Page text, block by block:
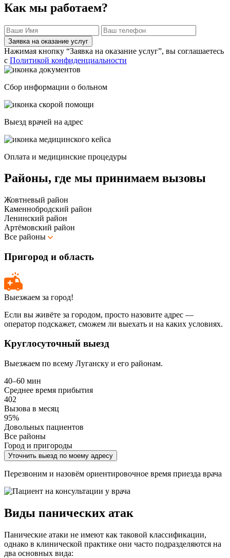
Как мы работаем?
Заявка на оказание услуг
Нажимая кнопку “Заявка на оказание услуг”, вы соглашаетесь
с Политикой конфиденциальности
Сбор информации о больном
Выезд врачей на адрес
Оплата и медицинские процедуры
Районы, где мы принимаем вызовы
Жовтневый район
Каменнобродский район
Ленинский район
Артёмовский район
Все районы
Пригород и область
Выезжаем за город!
Если вы живёте за городом, просто назовите адрес —
оператор подскажет, сможем ли выехать и на каких условиях.
Круглосуточный выезд
Выезжаем по всему Луганску и его районам.
40–60 мин
Среднее время прибытия
402
Вызова в месяц
95%
Довольных пациентов
Все районы
Город и пригороды
Уточнить выезд по моему адресу
Перезвоним и назовём ориентировочное время приезда врача
Виды панических атак
Панические атаки не имеют как таковой классификации,
однако в клинической практике они часто подразделяются на
два основных вида: